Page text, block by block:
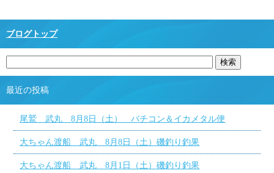
ブログトップ
最近の投稿
尾鷲 武丸 8月8日（土） バチコン＆イカメタル便
大ちゃん渡船 武丸 8月8日（土）磯釣り釣果
大ちゃん渡船 武丸 8月1日（土）磯釣り釣果